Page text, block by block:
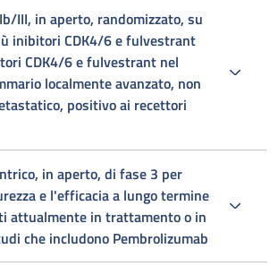
III, in aperto, randomizzato, su
inibitori CDK4/6 e fulvestrant
CDK4/6 e fulvestrant nel
localmente avanzato, non
positivo ai recettori
in aperto, di fase 3 per
e l'efficacia a lungo termine
attualmente in trattamento o in
che includono Pembrolizumab